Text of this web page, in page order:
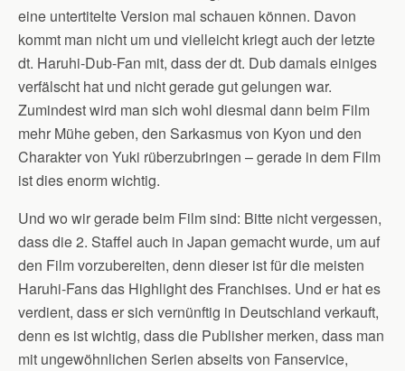
eine untertitelte Version mal schauen können. Davon
kommt man nicht um und vielleicht kriegt auch der letzte
dt. Haruhi-Dub-Fan mit, dass der dt. Dub damals einiges
verfälscht hat und nicht gerade gut gelungen war.
Zumindest wird man sich wohl diesmal dann beim Film
mehr Mühe geben, den Sarkasmus von Kyon und den
Charakter von Yuki rüberzubringen – gerade in dem Film
ist dies enorm wichtig.
Und wo wir gerade beim Film sind: Bitte nicht vergessen,
dass die 2. Staffel auch in Japan gemacht wurde, um auf
den Film vorzubereiten, denn dieser ist für die meisten
Haruhi-Fans das Highlight des Franchises. Und er hat es
verdient, dass er sich vernünftig in Deutschland verkauft,
denn es ist wichtig, dass die Publisher merken, dass man
mit ungewöhnlichen Serien abseits von Fanservice,